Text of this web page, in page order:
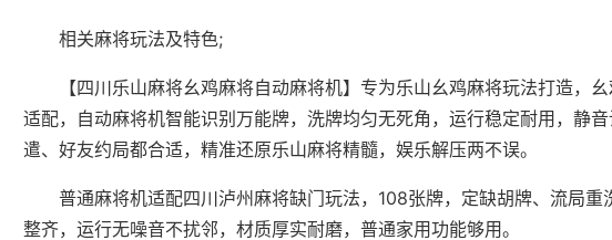
相关麻将玩法及特色;
【四川乐山麻将幺鸡麻将自动麻将机】专为乐山幺鸡麻将玩法打造，
适配，自动麻将机智能识别万能牌，洗牌均匀无死角，运行稳定耐用，静
遣、好友约局都合适，精准还原乐山麻将精髓，娱乐解压两不误。
普通麻将机适配四川泸州麻将缺门玩法，108张牌，定缺胡牌、流局重
整齐，运行无噪音不扰邻，材质厚实耐磨，普通家用功能够用。